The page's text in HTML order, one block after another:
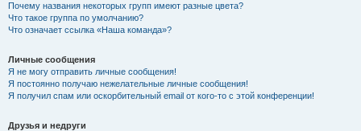
Почему названия некоторых групп имеют разные цвета?
Что такое группа по умолчанию?
Что означает ссылка «Наша команда»?
Личные сообщения
Я не могу отправить личные сообщения!
Я постоянно получаю нежелательные личные сообщения!
Я получил спам или оскорбительный email от кого-то с этой конференции!
Друзья и недруги